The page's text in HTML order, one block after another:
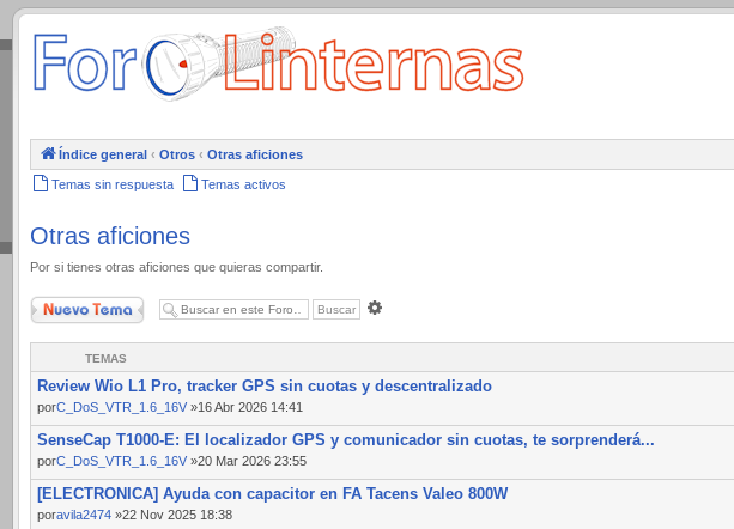
.
Índice general ‹ Otros ‹ Otras aficiones
Temas sin respuesta Temas activos
Otras aficiones
Por si tienes otras aficiones que quieras compartir.
Nuevo Tema
TEMAS
Review Wio L1 Pro, tracker GPS sin cuotas y descentralizado
porC_DoS_VTR_1.6_16V »16 Abr 2026 14:41
SenseCap T1000-E: El localizador GPS y comunicador sin cuotas, te sorprenderá...
porC_DoS_VTR_1.6_16V »20 Mar 2026 23:55
[ELECTRONICA] Ayuda con capacitor en FA Tacens Valeo 800W
poravila2474 »22 Nov 2025 18:38